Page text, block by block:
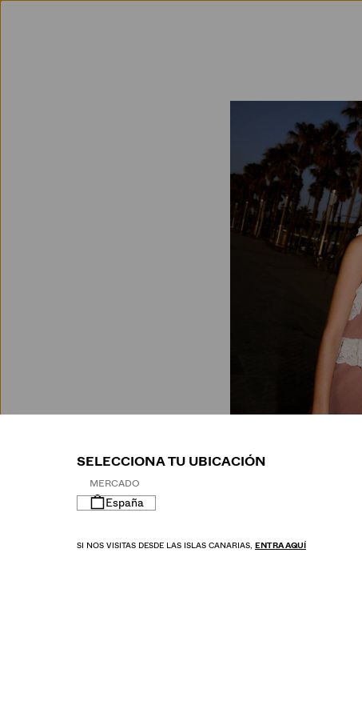
SELECCIONA TU UBICACIÓN
MERCADO
España
SI NOS VISITAS DESDE LAS ISLAS CANARIAS, ENTRA AQUÍ